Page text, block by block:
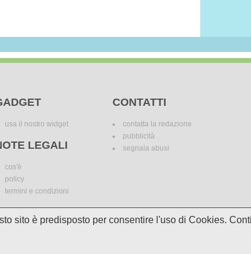
usa il nostro widget
LEGALI
cos'è
policy
termini e condizioni
CONTATTI
contatta la redazione
pubblicità
segnala abusi
I marchi dei canali televisivi appartengono ai legittimi proprietari. Le
incomplete e/o errate.
sito è predisposto per consentire l'uso di Cookies.